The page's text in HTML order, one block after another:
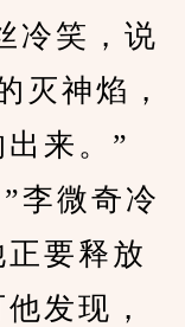
灭神焰，
来。”
要释放
发现，